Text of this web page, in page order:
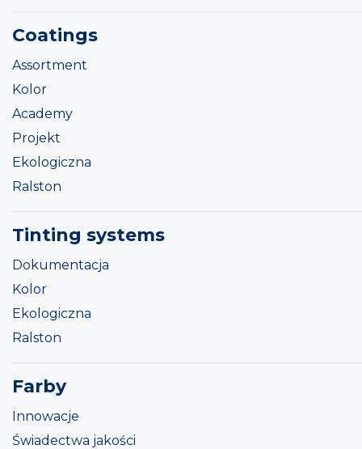
Coatings
Assortment
Kolor
Academy
Projekt
Ekologiczna
Ralston
Tinting systems
Dokumentacja
Kolor
Ekologiczna
Ralston
Farby
Innowacje
Świadectwa jakości